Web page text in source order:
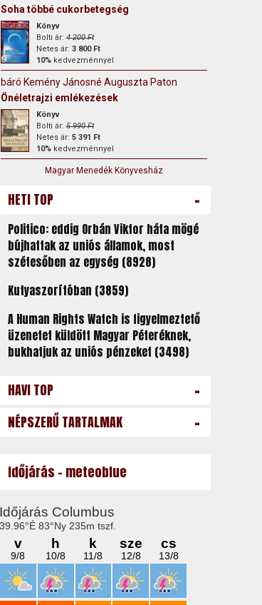
Soha többé cukorbetegség
Könyv
Bolti ár:4 200 Ft
Netes ár: 3 800 Ft
10%kedvezménnyel
báró Kemény Jánosné Auguszta Paton
Önéletrajzi emlékezések
Könyv
Bolti ár:5 990 Ft
Netes ár: 5 391 Ft
10%kedvezménnyel
Magyar Menedék Könyvesház
HETI TOP -
Politico: eddig Orbán Viktor háta mögé
bújhattak az uniós államok, most
szétesőben az egység (8928)
Kutyaszorítóban (3859)
A Human Rights Watch is figyelmeztető
üzenetet küldött Magyar Péteréknek,
bukhatjuk az uniós pénzeket (3498)
HAVI TOP -
NÉPSZERŰ TARTALMAK -
Időjárás - meteoblue